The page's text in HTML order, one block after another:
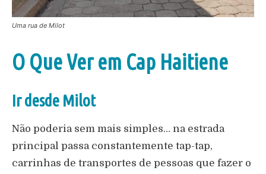
Uma rua de Milot
O Que Ver em Cap Haitiene
Ir desde Milot
Não poderia sem mais simples… na estrada
principal passa constantemente tap-tap,
carrinhas de transportes de pessoas que fazer o